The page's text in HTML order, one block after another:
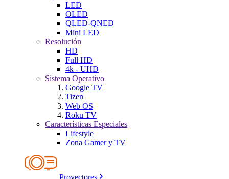
LED
OLED
QLED-QNED
Mini LED
Resolución
HD
Full HD
4k - UHD
Sistema Operativo
Google TV
Tizen
Web OS
Roku TV
Características Especiales
Lifestyle
Zona Gamer y TV
Proyectores